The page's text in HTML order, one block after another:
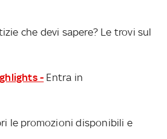
che devi sapere? Le trovi sul
- Entra in
le promozioni disponibili e